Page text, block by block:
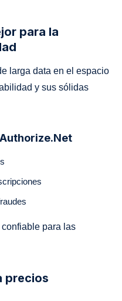
para la
larga data en el espacio
y sus sólidas
para las
precios